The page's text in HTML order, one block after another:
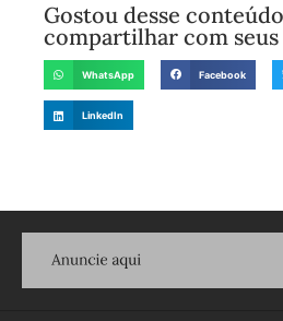
Gostou desse
compartilhar com seus
WhatsApp Facebook
LinkedIn